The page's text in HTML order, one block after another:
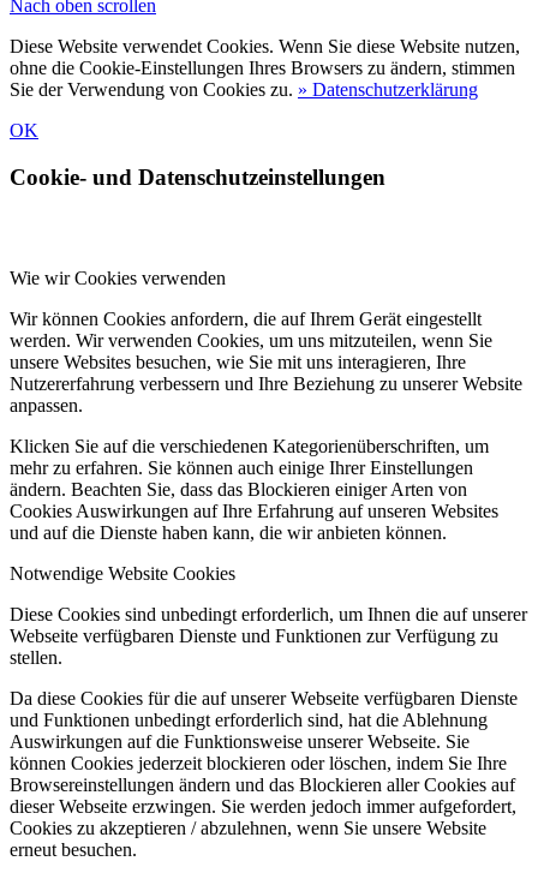
Nach oben scrollen
Diese Website verwendet Cookies. Wenn Sie diese Website nutzen,
ohne die Cookie-Einstellungen Ihres Browsers zu ändern, stimmen
Sie der Verwendung von Cookies zu. » Datenschutzerklärung
OK
Cookie- und Datenschutzeinstellungen
Wie wir Cookies verwenden
Wir können Cookies anfordern, die auf Ihrem Gerät eingestellt
werden. Wir verwenden Cookies, um uns mitzuteilen, wenn Sie
unsere Websites besuchen, wie Sie mit uns interagieren, Ihre
Nutzererfahrung verbessern und Ihre Beziehung zu unserer Website
anpassen.
Klicken Sie auf die verschiedenen Kategorienüberschriften, um
mehr zu erfahren. Sie können auch einige Ihrer Einstellungen
ändern. Beachten Sie, dass das Blockieren einiger Arten von
Cookies Auswirkungen auf Ihre Erfahrung auf unseren Websites
und auf die Dienste haben kann, die wir anbieten können.
Notwendige Website Cookies
Diese Cookies sind unbedingt erforderlich, um Ihnen die auf unserer
Webseite verfügbaren Dienste und Funktionen zur Verfügung zu
stellen.
Da diese Cookies für die auf unserer Webseite verfügbaren Dienste
und Funktionen unbedingt erforderlich sind, hat die Ablehnung
Auswirkungen auf die Funktionsweise unserer Webseite. Sie
können Cookies jederzeit blockieren oder löschen, indem Sie Ihre
Browsereinstellungen ändern und das Blockieren aller Cookies auf
dieser Webseite erzwingen. Sie werden jedoch immer aufgefordert,
Cookies zu akzeptieren / abzulehnen, wenn Sie unsere Website
erneut besuchen.